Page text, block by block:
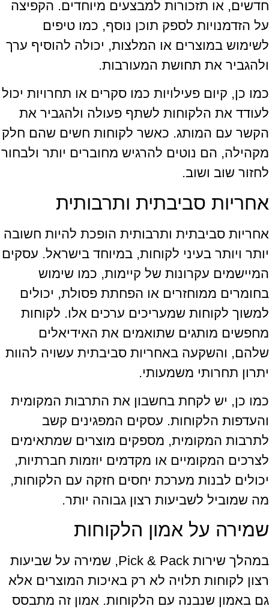
חדשים, או תזכורות למבצעים מיוחדים. הקפיצה
על הזדמנויות לספק תוכן נוסף, כמו טיפים
לשימוש במוצרים או המלצות, יכולה להוסיף ערך
ולהגביר את תחושת המעורבות.
כמו כן, קיום פעילויות כמו סקרים או תחרויות יכול
לעודד את הלקוחות לשתף פעולה ולהגביר את
הקשר עם המותג. כאשר לקוחות חשים שהם חלק
מקהילה, הם נוטים להרגיש מחוברים יותר ולבחור
לחזור שוב ושוב.
אחריות סביבתית ותרבותית
אחריות סביבתית ותרבותית הופכת להיות חשובה
יותר ויותר בעיני לקוחות, במיוחד בישראל. עסקים
המיישמים עקרונות של קיימות, כמו שימוש
בחומרים ממוחזרים או הפחתת פסולת, יכולים
למשוך לקוחות שמעריכים ערכים אלו. לקוחות
מחפשים מותגים שתואמים את האידיאלים
שלהם, והשקעה באחריות סביבתית עשויה להוות
יתרון תחרותי משמעותי.
כמו כן, יש לקחת בחשבון את התרבות המקומית
והעדפות הלקוחות. עסקים המפגינים קשב
לתרבות המקומית, מספקים מוצרים שמתאימים
לצרכים המקומיים או מקדמים יוזמות חברתיות,
יכולים לבנות מערכת יחסים חזקה עם הלקוחות,
מה שמוביל לשביעות רצון גבוהה יותר.
שמירה על אמון הלקוחות
במהלך שירות Pick & Pack, שמירה על שביעות
רצון לקוחות תלויה לא רק באיכות המוצרים אלא
גם באמון שנבנה עם הלקוחות. אמון זה מתבסס